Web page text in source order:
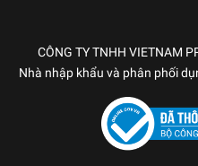
CÔNG TY TNHH VIETNAM
Nhà nhập khẩu và phân phối